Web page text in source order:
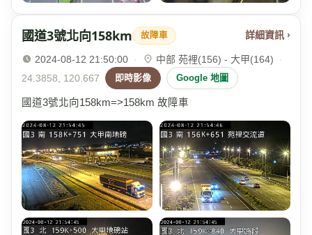
國道3號北向158km 故障車 詳細資訊 ›
2024-08-12 21:50:00 · 中部 苑裡(156) - 大甲(164)
·
24.3858, 120.667
即時影像 Google 地圖
國道3號北向158km=>158km 故障車